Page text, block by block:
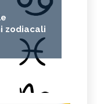
zodiacali